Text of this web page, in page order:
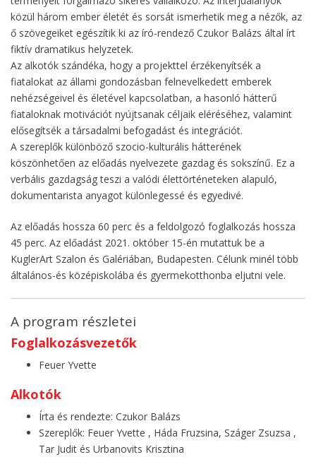
közül három ember életét és sorsát ismerhetik meg a nézők, az
ő szövegeiket egészítik ki az író-rendező Czukor Balázs által írt
fiktív dramatikus helyzetek.
Az alkotók szándéka, hogy a projekttel érzékenyítsék a
fiatalokat az állami gondozásban felnevelkedett emberek
nehézségeivel és életével kapcsolatban, a hasonló hátterű
fiataloknak motivációt nyújtsanak céljaik eléréséhez, valamint
elősegítsék a társadalmi befogadást és integrációt.
A szereplők különböző szocio-kulturális hátterének
köszönhetően az előadás nyelvezete gazdag és sokszínű. Ez a
verbális gazdagság teszi a valódi élettörténeteken alapuló,
dokumentarista anyagot különlegessé és egyedivé.
Az előadás hossza 60 perc és a feldolgozó foglalkozás hossza
45 perc. Az előadást 2021. október 15-én mutattuk be a
KuglerArt Szalon és Galériában, Budapesten. Célunk minél több
általános-és középiskolába és gyermekotthonba eljutni vele.
A program részletei
Foglalkozásvezetők
Feuer Yvette
Alkotók
Írta és rendezte: Czukor Balázs
Szereplők: Feuer Yvette , Háda Fruzsina, Száger Zsuzsa ,
Tar Judit és Urbanovits Krisztina